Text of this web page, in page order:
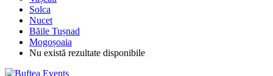
Solca
Nucet
Băile Tușnad
Mogoșoaia
Nu există rezultate disponibile